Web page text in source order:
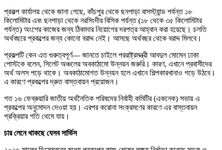
প্রকল্প কার্যালয় থেকে জানা গেছে, কাঁচপুর থেকে ছনপাড়া বাসস্ট্যান্ড পর্যন্ত ১৮
কিলোমিটার এবং ছনপাড়া থেকে নরসিংদীর বিসিক পর্যন্ত (১৮ থেকে ৩৫ কিলোমিটার
পর্যন্ত) অংশের কাজের জন্য ঠিকাদার নিয়োগের দরপত্র আহ্বান করা হয়েছে। চলতি
অর্থবছরে প্রকল্পের জন্য কোনো বরাদ্দ নেই। আসছে অর্থবছর থেকে বরাদ্দ মিলবে।
প্রকল্পটি কেন এত গুরুত্বপূর্ণ— জানতে চাইলে পররাষ্ট্রমন্ত্রী আবদুল মোমেন ঢাকা
পোস্টকে বলেন, সিলেট অঞ্চলের অবকাঠামো উন্নয়ন জরুরি। কারণ, এখানে প্রবাসীদের
অর্থ অলস পড়ে থাকে। অবকাঠামোগত উন্নয়ন হলে এখানে শিল্পকারখানাও গড়ে উঠবে।
এ কারণে প্রকল্পের দ্রুত বাস্তবায়ন প্রয়োজন।
গত ১৬ ফেব্রুয়ারি জাতীয় অর্থনৈতিক পরিষদের নির্বাহী কমিটির (একনেক) সভায় এ
প্রকল্পের অনুমোদন দেওয়া হয়। এরপর করোনা সংক্রমণের কারণে এর বাস্তবায়ন
প্রক্রিয়ার গতি থেমে যায়।
চার লেনে থাকছে যেসব সার্ভিস